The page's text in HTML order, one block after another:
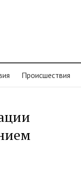
Проиcшествия